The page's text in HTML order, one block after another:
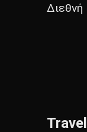
Διεθνή
Travel